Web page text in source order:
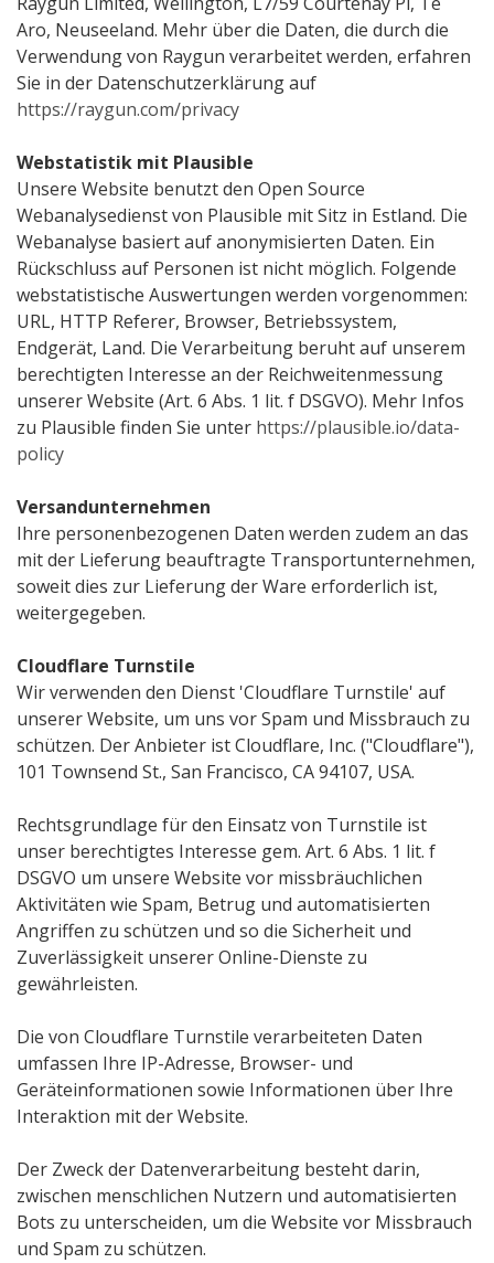
Aro, Neuseeland. Mehr über die Daten, die durch die
Verwendung von Raygun verarbeitet werden, erfahren
Sie in der Datenschutzerklärung auf
https://raygun.com/privacy
Webstatistik mit Plausible
Unsere Website benutzt den Open Source
Webanalysedienst von Plausible mit Sitz in Estland. Die
Webanalyse basiert auf anonymisierten Daten. Ein
Rückschluss auf Personen ist nicht möglich. Folgende
webstatistische Auswertungen werden vorgenommen:
URL, HTTP Referer, Browser, Betriebssystem,
Endgerät, Land. Die Verarbeitung beruht auf unserem
berechtigten Interesse an der Reichweitenmessung
unserer Website (Art. 6 Abs. 1 lit. f DSGVO). Mehr Infos
zu Plausible finden Sie unter https://plausible.io/data-
policy
Versandunternehmen
Ihre personenbezogenen Daten werden zudem an das
mit der Lieferung beauftragte Transportunternehmen,
soweit dies zur Lieferung der Ware erforderlich ist,
weitergegeben.
Cloudflare Turnstile
Wir verwenden den Dienst 'Cloudflare Turnstile' auf
unserer Website, um uns vor Spam und Missbrauch zu
schützen. Der Anbieter ist Cloudflare, Inc. ("Cloudflare"),
101 Townsend St., San Francisco, CA 94107, USA.
Rechtsgrundlage für den Einsatz von Turnstile ist
unser berechtigtes Interesse gem. Art. 6 Abs. 1 lit. f
DSGVO um unsere Website vor missbräuchlichen
Aktivitäten wie Spam, Betrug und automatisierten
Angriffen zu schützen und so die Sicherheit und
Zuverlässigkeit unserer Online-Dienste zu
gewährleisten.
Die von Cloudflare Turnstile verarbeiteten Daten
umfassen Ihre IP-Adresse, Browser- und
Geräteinformationen sowie Informationen über Ihre
Interaktion mit der Website.
Der Zweck der Datenverarbeitung besteht darin,
zwischen menschlichen Nutzern und automatisierten
Bots zu unterscheiden, um die Website vor Missbrauch
und Spam zu schützen.